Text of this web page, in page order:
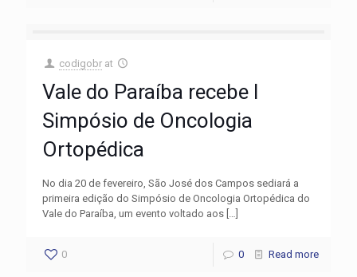
codigobr at
Vale do Paraíba recebe I
Simpósio de Oncologia
Ortopédica
No dia 20 de fevereiro, São José dos Campos sediará a
primeira edição do Simpósio de Oncologia Ortopédica do
Vale do Paraíba, um evento voltado aos
0 0 Read more